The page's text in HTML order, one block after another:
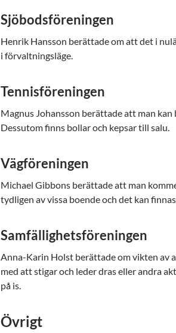
Sjöbodsföreningen
Henrik Hansson berättade om att det i
i förvaltningsläge.
Tennisföreningen
Magnus Johansson berättade att man
Dessutom finns bollar och kepsar till salu.
Vägföreningen
Michael Gibbons berättade att man
tydligen av vissa boende och det kan
Samfällighetsföreningen
Anna-Karin Holst berättade om vikten av
med att stigar och leder dras eller andra
på is.
Övrigt